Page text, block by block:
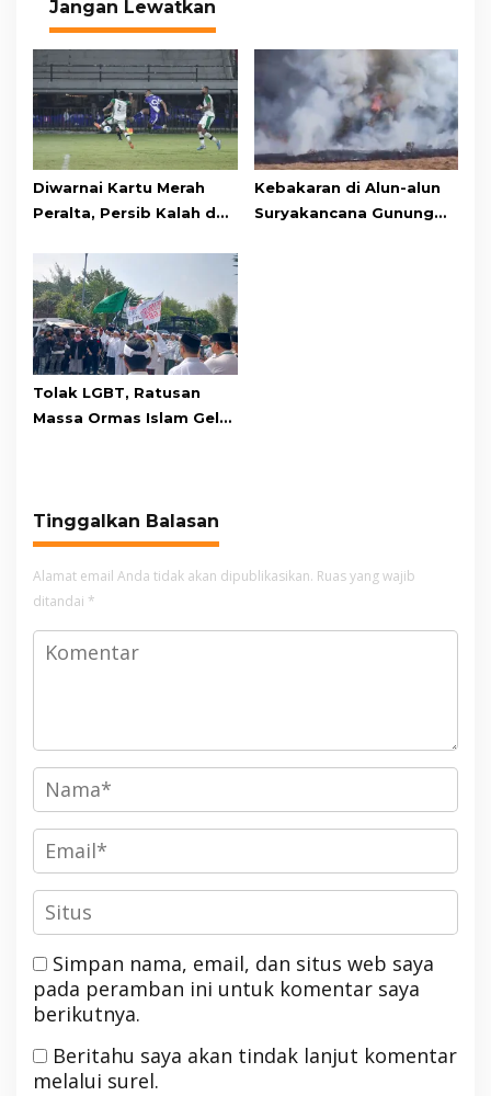
Jangan Lewatkan
Diwarnai Kartu Merah
Peralta, Persib Kalah dari
Adu Penalti
Kebakaran di Alun-alun
Suryakancana Gunung
Tolak LGBT, Ratusan
Massa Ormas Islam Gelar
Tinggalkan Balasan
Alamat email Anda tidak akan dipublikasikan. Ruas yang wajib
ditandai *
Simpan nama, email, dan situs web saya
pada peramban ini untuk komentar saya
berikutnya.
Beritahu saya akan tindak lanjut komentar
melalui surel.